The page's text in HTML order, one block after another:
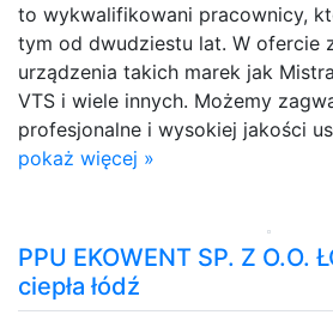
to wykwalifikowani pracownicy,
tym od dwudziestu lat. W ofercie
urządzenia takich marek jak
VTS i wiele innych. Możemy
profesjonalne i wysokiej jakości
pokaż więcej »
PPU EKOWENT SP. Z O.O.
ciepła łódź